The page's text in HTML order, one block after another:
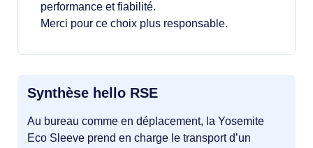
performance et fiabilité.
Merci pour ce choix plus responsable.
Synthèse hello RSE
Au bureau comme en déplacement, la Yosemite
Eco Sleeve prend en charge le transport d’un